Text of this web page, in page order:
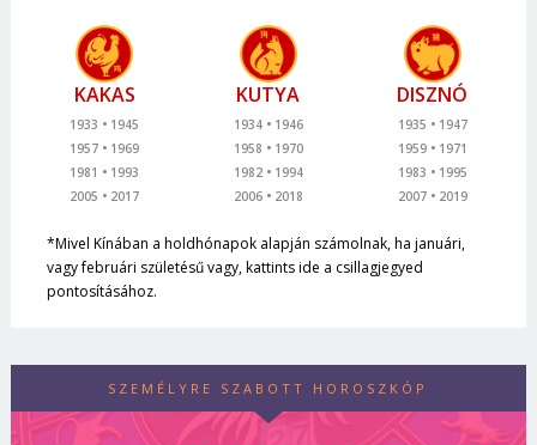
KAKAS
1933
1945
1957
1969
1981
1993
2005
2017
KUTYA
1934
1946
1958
1970
1982
1994
2006
2018
DISZNÓ
1935
1947
1959
1971
1983
1995
2007
2019
*Mivel Kínában a holdhónapok alapján számolnak, ha januári,
vagy februári születésű vagy, kattints ide a csillagjegyed
pontosításához.
SZEMÉLYRE SZABOTT HOROSZKÓP